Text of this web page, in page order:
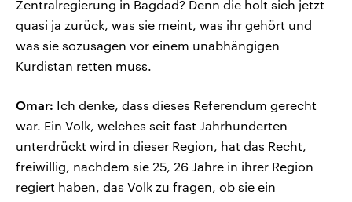
Zentralregierung in Bagdad? Denn die holt sich jetzt
quasi ja zurück, was sie meint, was ihr gehört und
was sie sozusagen vor einem unabhängigen
Kurdistan retten muss.
Omar: Ich denke, dass dieses Referendum gerecht
war. Ein Volk, welches seit fast Jahrhunderten
unterdrückt wird in dieser Region, hat das Recht,
freiwillig, nachdem sie 25, 26 Jahre in ihrer Region
regiert haben, das Volk zu fragen, ob sie ein